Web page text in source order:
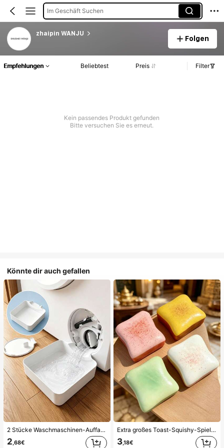
Im Geschäft Suchen
zhaipin WANJU
Folgen
Empfehlungen Beliebtest Preis Filter
Kein passendes Produkt gefunden
Bitte versuchen Sie es erneut.
Könnte dir auch gefallen
2 Stücke Waschmaschinen-Auffangwanne Tropfschale, wasserdichte Bodenschutzmatte für Waschraum, Anti-Überlauf Anti-Leckage Schale, langanhaltend Waschmaschinen-Zubehör, Reinigungsmittel für Waschbereich & Hausorganisation
2,68€
Extra großes Toast-Squishy-Spielzeug, superweiches Buttertoast-Stressabbau-Drückspielzeug, erhältlich in Rosa, Gelb, Weiß und Grün, Stressabbau-Squishy-Spielzeug -- perfekt für Geburtstags- und Feiertagsgeschenke, tägliche kleine Überraschungsgeschenke, Kawaii, stimmungsaufhellend
3,18€